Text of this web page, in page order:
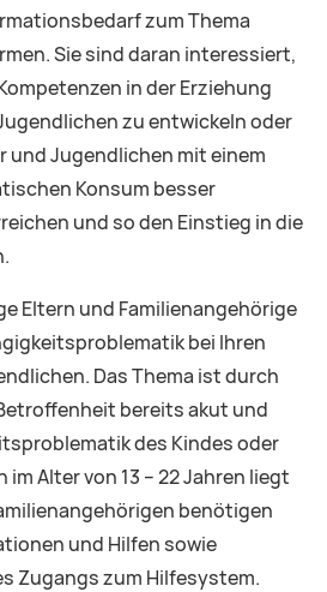
zum Thema
Sie sind daran interessiert,
in der Erziehung
zu entwickeln oder
und Jugendlichen mit einem
Konsum besser
und so den Einstieg in die
Eltern und Familienangehörige
bei Ihren
Das Thema ist durch
bereits akut und
des Kindes oder
Alter von 13 – 22 Jahren liegt
benötigen
und Hilfen sowie
Zugangs zum Hilfesystem.